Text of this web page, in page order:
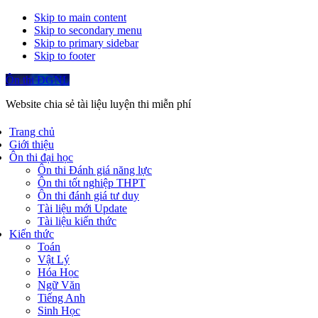
Skip to main content
Skip to secondary menu
Skip to primary sidebar
Skip to footer
Ôn thi ĐGNL
Website chia sẻ tài liệu luyện thi miễn phí
Trang chủ
Giới thiệu
Ôn thi đại học
Ôn thi Đánh giá năng lực
Ôn thi tốt nghiệp THPT
Ôn thi đánh giá tư duy
Tài liệu mới Update
Tài liệu kiến thức
Kiến thức
Toán
Vật Lý
Hóa Học
Ngữ Văn
Tiếng Anh
Sinh Học